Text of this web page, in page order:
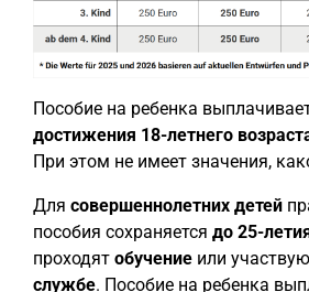
Пособие на ребенка
достижения 18-летнего
При этом не имеет значения,
Для совершеннолетних детей
пособия сохраняется до 25-
проходят обучение или
службе. Пособие на ребенка